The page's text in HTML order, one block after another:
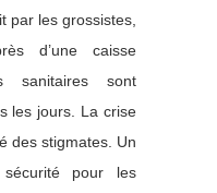
par les grossistes,
d’une caisse
sanitaires sont
les jours. La crise
des stigmates. Un
pour les